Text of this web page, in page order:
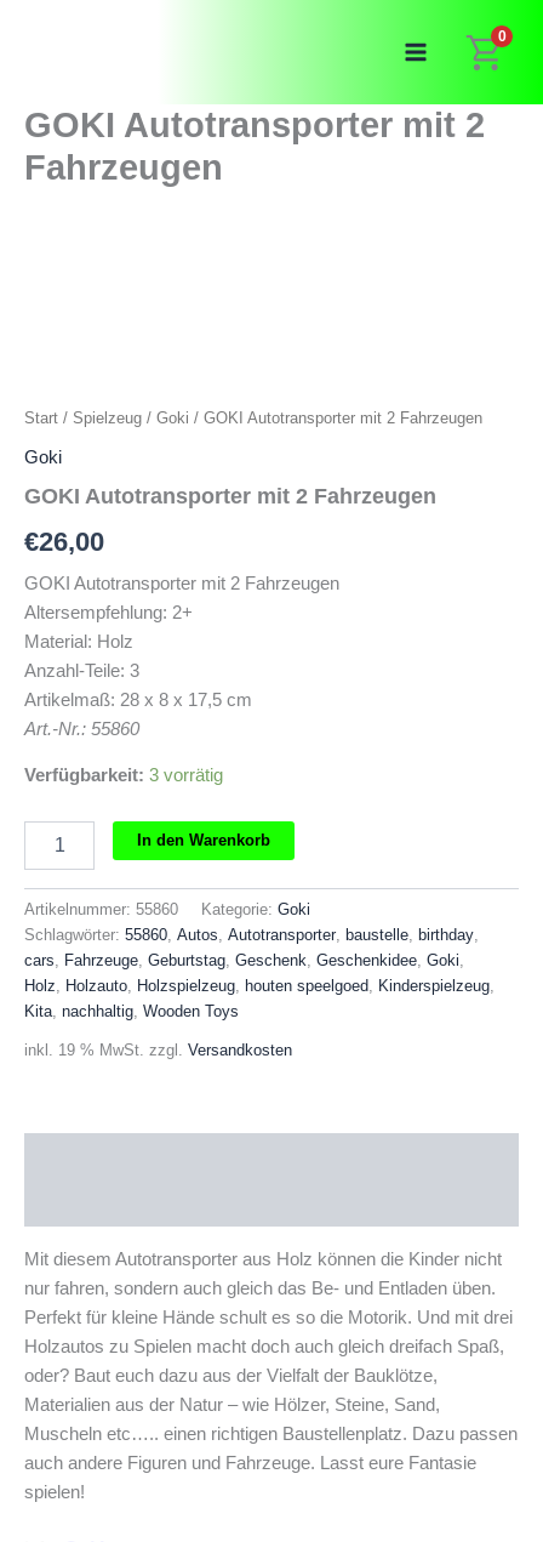
0
GOKI Autotransporter mit 2
Fahrzeugen
Start / Spielzeug / Goki / GOKI Autotransporter mit 2 Fahrzeugen
Goki
GOKI Autotransporter mit 2 Fahrzeugen
€26,00
GOKI Autotransporter mit 2 Fahrzeugen
Altersempfehlung: 2+
Material: Holz
Anzahl-Teile: 3
Artikelmaß: 28 x 8 x 17,5 cm
Art.-Nr.: 55860
Verfügbarkeit: 3 vorrätig
Autotransporter
2
Fahrzeugen
Menge
In den Warenkorb
Artikelnummer: 55860 Kategorie: Goki
Schlagwörter: 55860, Autos, Autotransporter, baustelle, birthday,
cars, Fahrzeuge, Geburtstag, Geschenk, Geschenkidee, Goki,
Holz, Holzauto, Holzspielzeug, houten speelgoed, Kinderspielzeug,
Kita, nachhaltig, Wooden Toys
inkl. 19 % MwSt. zzgl. Versandkosten
Mit diesem Autotransporter aus Holz können die Kinder nicht
nur fahren, sondern auch gleich das Be- und Entladen üben.
Perfekt für kleine Hände schult es so die Motorik. Und mit drei
Holzautos zu Spielen macht doch auch gleich dreifach Spaß,
oder? Baut euch dazu aus der Vielfalt der Bauklötze,
Materialien aus der Natur – wie Hölzer, Steine, Sand,
Muscheln etc….. einen richtigen Baustellenplatz. Dazu passen
auch andere Figuren und Fahrzeuge. Lasst eure Fantasie
spielen!